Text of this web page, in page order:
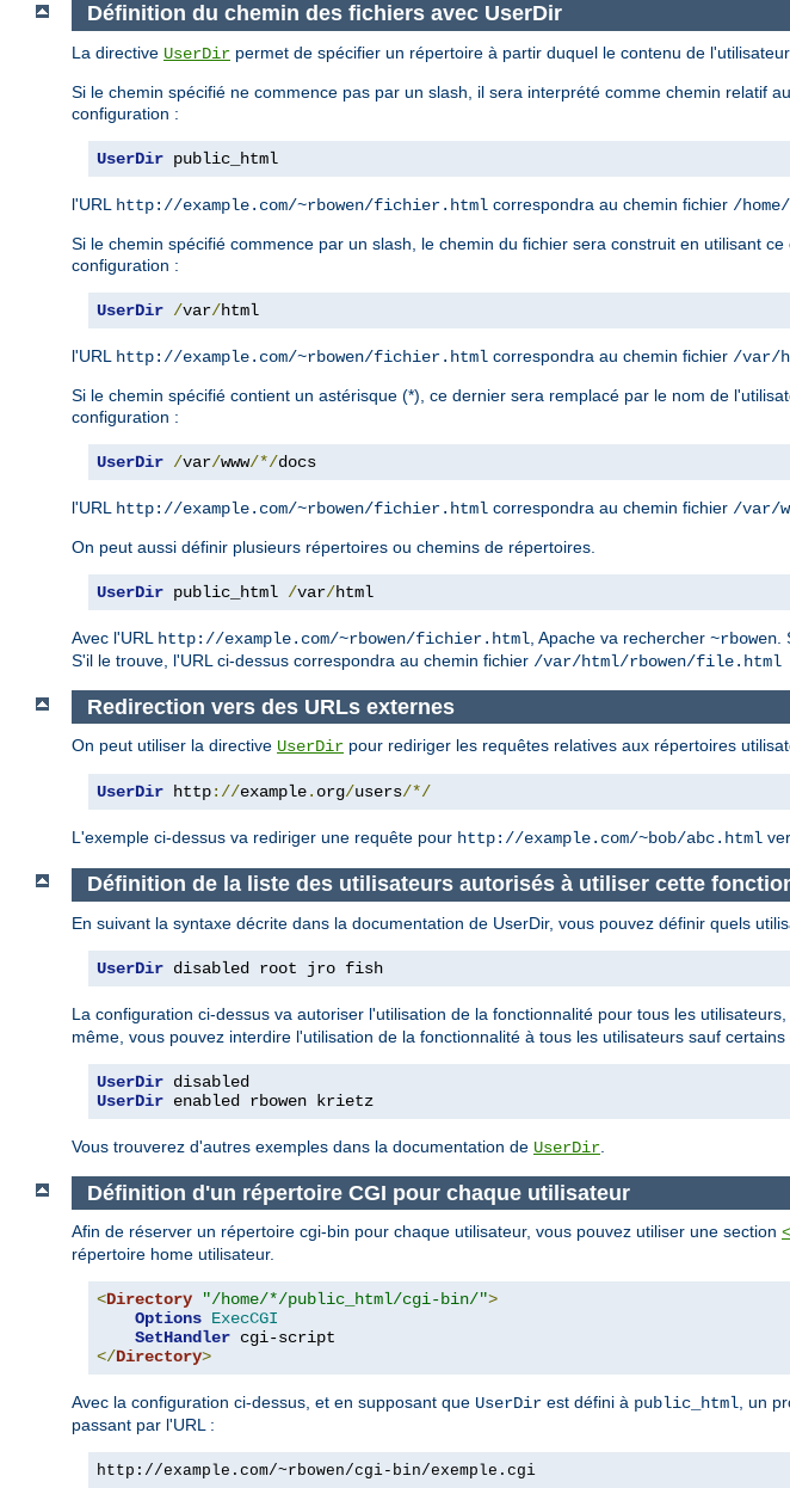
Définition du chemin des fichiers avec UserDir
La directive UserDir permet de spécifier un répertoire à partir duquel le contenu de
Si le chemin spécifié ne commence pas par un slash, il sera interprété comme chemin relatif
configuration :
UserDir public_html
l'URL http://example.com/~rbowen/fichier.html correspondra au chemin fichier /
Si le chemin spécifié commence par un slash, le chemin du fichier sera construit en utilisant
configuration :
UserDir /var/html
l'URL http://example.com/~rbowen/fichier.html correspondra au chemin fichier /var/
Si le chemin spécifié contient un astérisque (*), ce dernier sera remplacé par le nom de
configuration :
UserDir /var/www/*/docs
l'URL http://example.com/~rbowen/fichier.html correspondra au chemin fichier /var/
On peut aussi définir plusieurs répertoires ou chemins de répertoires.
UserDir public_html /var/html
Avec l'URL http://example.com/~rbowen/fichier.html , Apache va rechercher ~rbowen
S'il le trouve, l'URL ci-dessus correspondra au chemin fichier /var/html/rbowen/file.html
Redirection vers des URLs externes
On peut utiliser la directive UserDir pour rediriger les requêtes relatives aux répertoires
UserDir http://example. org/users/*/
L'exemple ci-dessus va rediriger une requête pour http://example.com/~bob/abc.html
Définition de la liste des utilisateurs autorisés à utiliser cette
En suivant la syntaxe décrite dans la documentation de UserDir, vous pouvez définir quels
UserDir disabled root jro fish
La configuration ci-dessus va autoriser l'utilisation de la fonctionnalité pour tous les
même, vous pouvez interdire l'utilisation de la fonctionnalité à tous les utilisateurs sauf
UserDir
UserDir enabled rbowen krietz
Vous trouverez d'autres exemples dans la documentation de UserDir
Définition d'un répertoire CGI pour chaque utilisateur
Afin de réserver un répertoire cgi-bin pour chaque utilisateur, vous pouvez utiliser une section
répertoire home utilisateur.
<Directory "/home/*/public_html/cgi-bin/">
Options ExecCGI
SetHandler
</Directory>
Avec la configuration ci-dessus, et en supposant que UserDir est défini à public_html, un
passant par l'URL :
http://example.com/~rbowen/cgi-bin/exemple.cgi